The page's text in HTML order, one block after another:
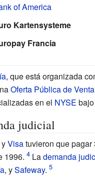
of America
Kartensysteme
Francia
, que está organizada
Oferta Pública de Venta
en el NYSE
judicial
Visatuvieron que pagar
1996. Lademanda
, ySafeway.